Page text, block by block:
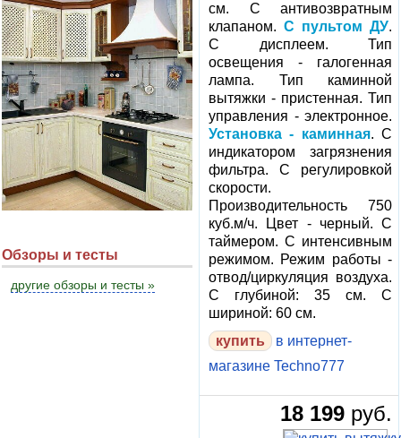
Обзоры и тесты
другие обзоры и тесты »
см. С антивозвратным
клапаном. С пультом ДУ.
С дисплеем. Тип
освещения - галогенная
лампа. Тип каминной
вытяжки - пристенная. Тип
управления - электронное.
Установка - каминная. С
индикатором загрязнения
фильтра. С регулировкой
скорости.
Производительность 750
куб.м/ч. Цвет - черный. С
таймером. С интенсивным
режимом. Режим работы -
отвод/циркуляция воздуха.
С глубиной: 35 см. С
шириной: 60 см.
в интернет-
магазине Techno777
18 199 руб.